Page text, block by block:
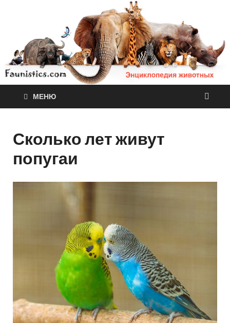
МЕНЮ
Сколько лет живут
попугаи